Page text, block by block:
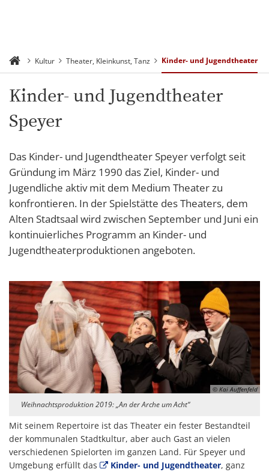
Kultur Theater, Kleinkunst, Tanz Kinder- und Jugendtheater
Kinder- und Jugendtheater
Speyer
Das Kinder- und Jugendtheater Speyer verfolgt seit
Gründung im März 1990 das Ziel, Kinder- und
Jugendliche aktiv mit dem Medium Theater zu
konfrontieren. In der Spielstätte des Theaters, dem
Alten Stadtsaal wird zwischen September und Juni ein
kontinuierliches Programm an Kinder- und
Jugendtheaterproduktionen angeboten.
© Kai Auffenfeld
Weihnachtsproduktion 2019: „An der Arche um Acht“
Mit seinem Repertoire ist das Theater ein fester Bestandteil
der kommunalen Stadtkultur, aber auch Gast an vielen
verschiedenen Spielorten im ganzen Land. Für Speyer und
Umgebung erfüllt das
Kinder- und Jugendtheater, ganz